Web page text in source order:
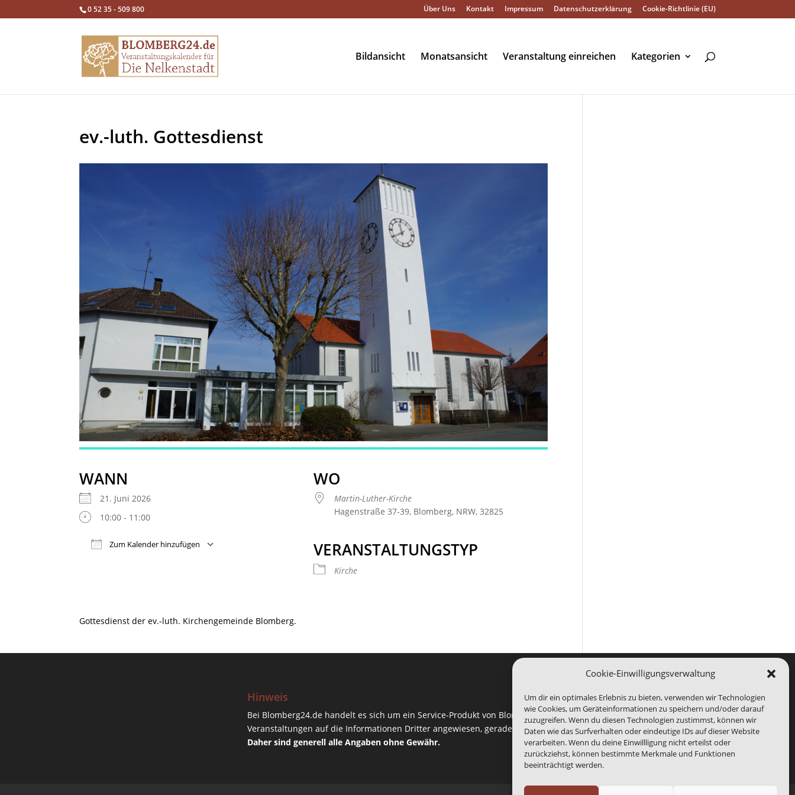
Cookie-Einwilligungsverwaltung
Um dir ein optimales Erlebnis zu bieten, verwenden wir Technologien
wie Cookies, um Geräteinformationen zu speichern und/oder darauf
zuzugreifen. Wenn du diesen Technologien zustimmst, können wir
Daten wie das Surfverhalten oder eindeutige IDs auf dieser Website
verarbeiten. Wenn du deine Einwillligung nicht erteilst oder
zurückziehst, können bestimmte Merkmale und Funktionen
beeinträchtigt werden.
0 52 35 - 509 800 Über Uns Kontakt Impressum Datenschutzerklärung Cookie-Richtlinie (EU)
Bildansicht Monatsansicht Veranstaltung einreichen Kategorien
ev.-luth. Gottesdienst
WANN
21. Juni 2026
10:00 - 11:00
Zum Kalender hinzufügen
WO
Martin-Luther-Kirche
Hagenstraße 37-39, Blomberg, NRW, 32825
VERANSTALTUNGSTYP
Kirche
Gottesdienst der ev.-luth. Kirchengemeinde Blomberg.
Hinweis
Bei Blomberg24.de handelt es sich um ein Service-Produkt von Blomberg Medien. Wir sind bei der Abbildung von
Veranstaltungen auf die Informationen Dritter angewiesen, gerade das benannte Ende eines Events kann abweichen.
Daher sind generell alle Angaben ohne Gewähr.